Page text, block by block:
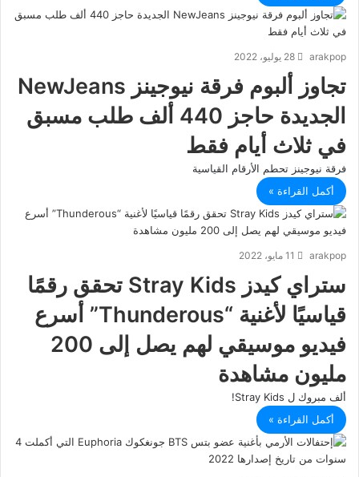
arakpop 28 يوليو، 2022
تجاوز ألبوم فرقة نيوجينز NewJeans
الجديدة حاجز 440 ألف طلب مسبق
في ثلاث أيام فقط
فرقة نيوجينز تحطم الأرقام القياسية
أكمل القراءة »
arakpop 11 مايو، 2022
ستراي كيدز Stray Kids تحقق رقمًا
قياسيًا لأغنية “Thunderous” أسرع
فيديو موسيقي لهم يصل إلى 200
مليون مشاهدة
ألف مبروك ل Stray Kids!
أكمل القراءة »